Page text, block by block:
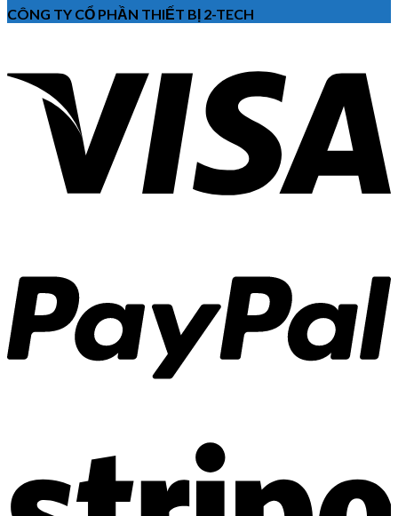
CÔNG TY CỔ PHẦN THIẾT BỊ 2-TECH